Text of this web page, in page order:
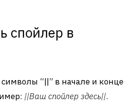
спойлер в
символы “||” в начале и конце
||Ваш спойлер здесь||.